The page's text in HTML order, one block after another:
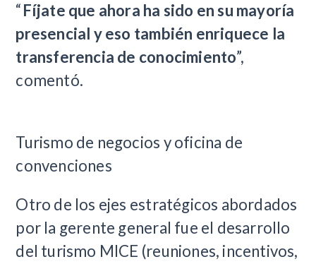
“Fíjate que ahora ha sido en su mayoría
presencial y eso también enriquece la
transferencia de conocimiento”,
comentó.
Turismo de negocios y oficina de
convenciones
Otro de los ejes estratégicos abordados
por la gerente general fue el desarrollo
del turismo MICE (reuniones, incentivos,